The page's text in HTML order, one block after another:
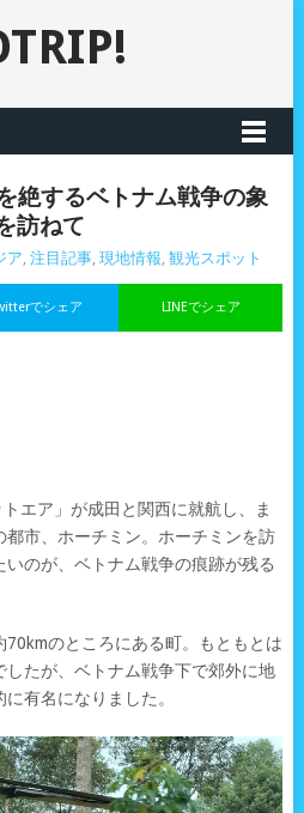
絶するベトナム戦争の象
訪ねて
ア, 注目記事, 現地情報, 観光スポット
LINEでシェア
でシェア
エア」が成田と関西に就航し、ま
市、ホーチミン。ホーチミンを訪
のが、ベトナム戦争の痕跡が残る
のところにある町。もともとは
たが、ベトナム戦争下で郊外に地
有名になりました。